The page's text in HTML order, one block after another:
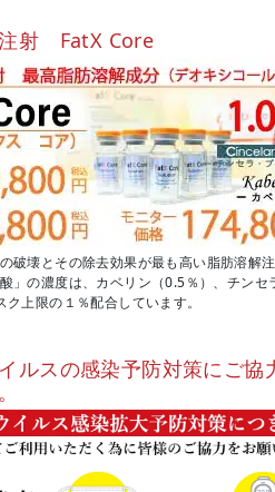
射 FatX Core
破壊とその除去効果が最も高い脂肪溶解
」の濃度は、カベリン（0.5％）、チンセ
上限の１％配合しています。
ルスの感染予防対策にご協